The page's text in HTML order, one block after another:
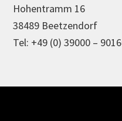
Hohentramm 16
38489 Beetzendorf
Tel: +49 (0) 39000 –